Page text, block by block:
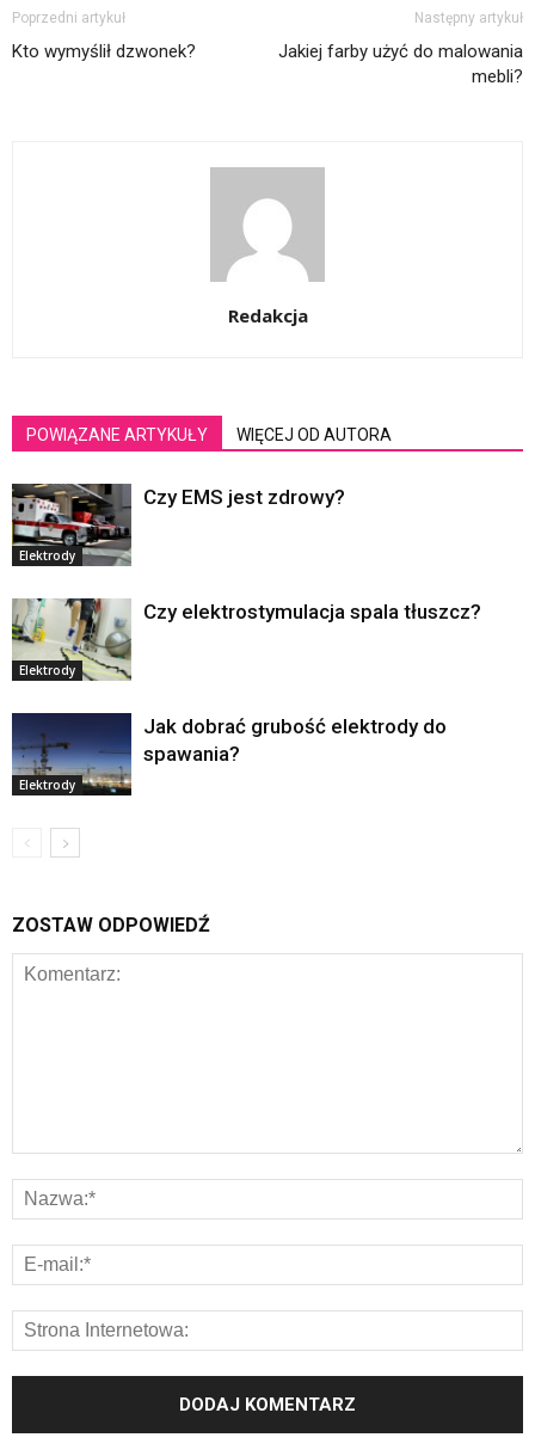
Poprzedni artykuł
Kto wymyślił dzwonek?
Następny artykuł
Jakiej farby użyć do malowania
mebli?
Redakcja
POWIĄZANE ARTYKUŁY WIĘCEJ OD AUTORA
Elektrody
Czy EMS jest zdrowy?
Elektrody
Czy elektrostymulacja spala tłuszcz?
Elektrody
Jak dobrać grubość elektrody do
spawania?
ZOSTAW ODPOWIEDŹ